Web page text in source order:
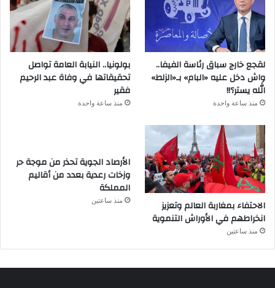
لقجع خارج سباق رئاسة الفيفا..
واش دخل عليه «البام» بـ«الزلط»
الله يستر؟!!
منذ ساعة واحدة
بولونيا.. النيابة العامة تواصل
تحقيقاتها في وفاة عبد الرحيم
فقير
منذ ساعة واحدة
الاحتفاء بمغاربة العالم وتعزيز
انخراطهم في الأوراش التنموية
منذ ساعتين
الأرصاد الجوية تحذر من موجة حر
وزخات رعدية بعدد من أقاليم
المملكة
منذ ساعتين